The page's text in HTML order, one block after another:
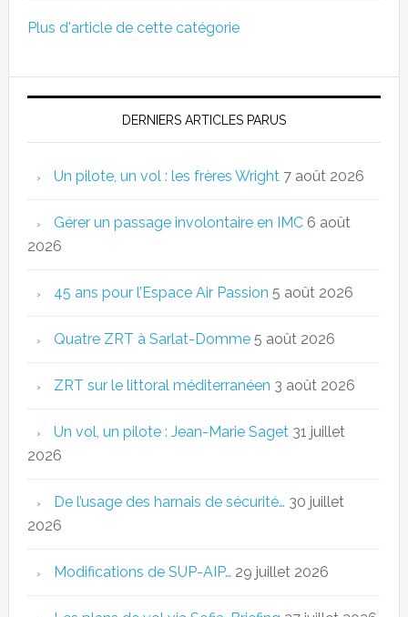
Plus d'article de cette catégorie
DERNIERS ARTICLES PARUS
Un pilote, un vol : les frères Wright 7 août 2026
Gérer un passage involontaire en IMC 6 août
2026
45 ans pour l’Espace Air Passion 5 août 2026
Quatre ZRT à Sarlat-Domme 5 août 2026
ZRT sur le littoral méditerranéen 3 août 2026
Un vol, un pilote : Jean-Marie Saget 31 juillet
2026
De l’usage des harnais de sécurité… 30 juillet
2026
Modifications de SUP-AIP… 29 juillet 2026